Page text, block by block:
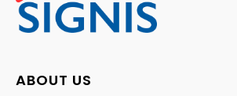
ABOUT US